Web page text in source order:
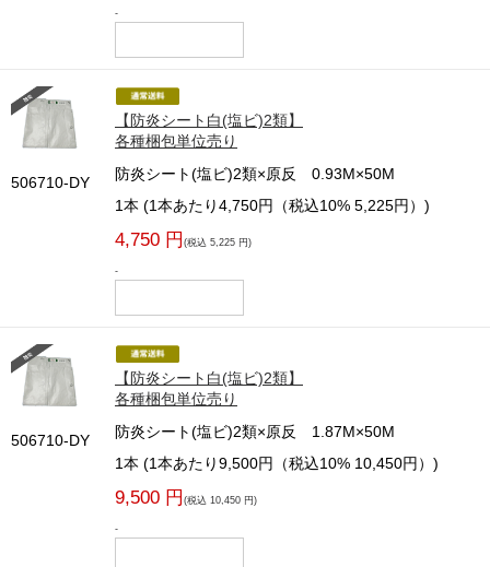
-
506710-DY
【防炎シート白(塩ビ)2類】
各種梱包単位売り
防炎シート(塩ビ)2類×原反 0.93M×50M
1本 (1本あたり4,750円（税込10% 5,225円）)
4,750 円 (税込 5,225 円)
-
506710-DY
【防炎シート白(塩ビ)2類】
各種梱包単位売り
防炎シート(塩ビ)2類×原反 1.87M×50M
1本 (1本あたり9,500円（税込10% 10,450円）)
9,500 円 (税込 10,450 円)
-